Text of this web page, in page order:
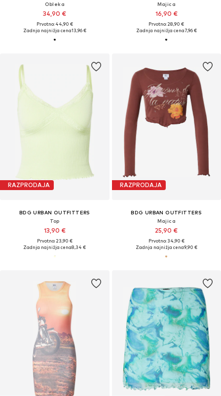
Obleka
34,90 €
Prvotno: 44,90 €
Zadnja najnižja cena13,96 €
Majica
16,90 €
Prvotno: 28,90 €
Zadnja najnižja cena7,96 €
RAZPRODAJA
BDG URBAN OUTFITTERS
Top
13,90 €
Prvotno: 23,90 €
Zadnja najnižja cena8,34 €
RAZPRODAJA
BDG URBAN OUTFITTERS
Majica
25,90 €
Prvotno: 34,90 €
Zadnja najnižja cena9,90 €